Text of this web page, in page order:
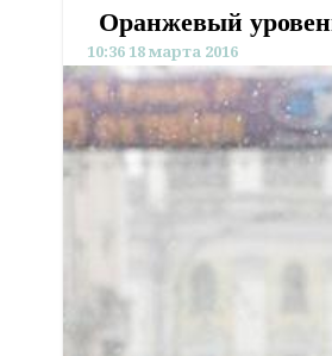
Оранжевый
10:36 18 марта 2016